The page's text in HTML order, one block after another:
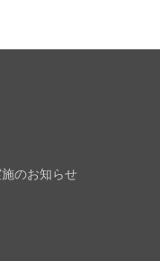
のお知らせ